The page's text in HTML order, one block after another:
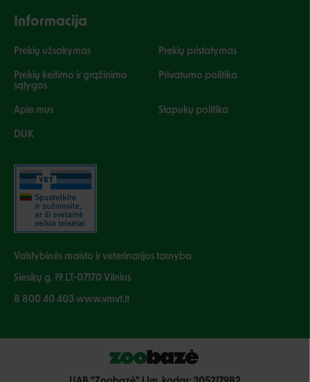
Informacija
Prekių užsakymas Prekių pristatymas
Prekių keitimo ir grąžinimo
sąlygos
Privatumo politika
Apie mus Slapukų politika
DUK
Valstybinės maisto ir veterinarijos tarnyba
Siesikų g. 19 LT-07170 Vilnius
8 800 40 403 www.vmvt.lt